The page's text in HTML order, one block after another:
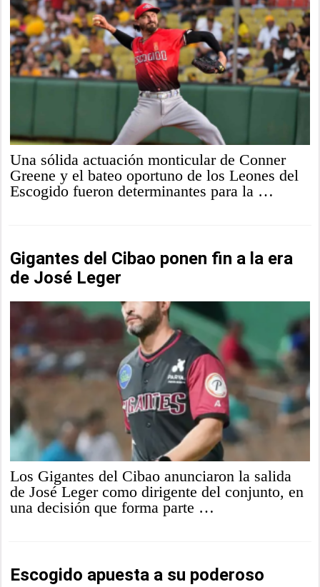
Una sólida actuación monticular de Conner
Greene y el bateo oportuno de los Leones del
Escogido fueron determinantes para la …
Gigantes del Cibao ponen fin a la era
de José Leger
Los Gigantes del Cibao anunciaron la salida
de José Leger como dirigente del conjunto, en
una decisión que forma parte …
Escogido apuesta a su poderoso